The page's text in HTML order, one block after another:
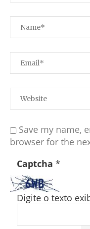
Save my name,
browser for the
Captcha *
Digite o texto